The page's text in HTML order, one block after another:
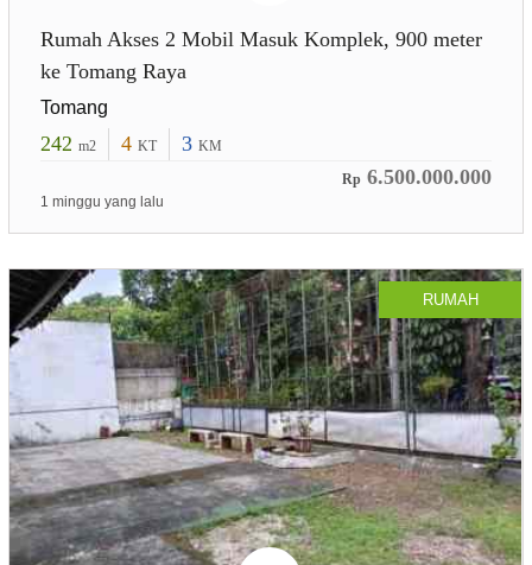
Rumah Akses 2 Mobil Masuk Komplek, 900 meter
ke Tomang Raya
Tomang
242 m2 4 KT 3 KM
Rp 6.500.000.000
1 minggu yang lalu
RUMAH